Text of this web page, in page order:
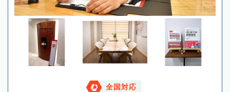
全国対応